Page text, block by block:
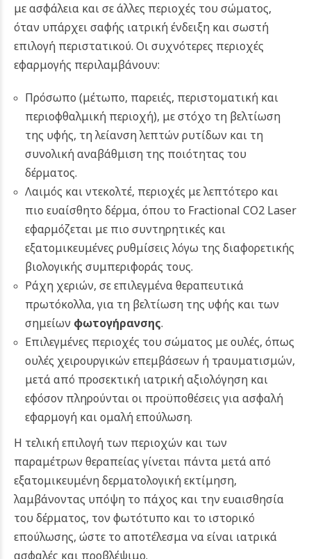
με ασφάλεια και σε άλλες περιοχές του σώματος,
όταν υπάρχει σαφής ιατρική ένδειξη και σωστή
επιλογή περιστατικού. Οι συχνότερες περιοχές
εφαρμογής περιλαμβάνουν:
Πρόσωπο (μέτωπο, παρειές, περιστοματική και
περιοφθαλμική περιοχή), με στόχο τη βελτίωση
της υφής, τη λείανση λεπτών ρυτίδων και τη
συνολική αναβάθμιση της ποιότητας του
δέρματος.
Λαιμός και ντεκολτέ, περιοχές με λεπτότερο και
πιο ευαίσθητο δέρμα, όπου το Fractional CO2 Laser
εφαρμόζεται με πιο συντηρητικές και
εξατομικευμένες ρυθμίσεις λόγω της διαφορετικής
βιολογικής συμπεριφοράς τους.
Ράχη χεριών, σε επιλεγμένα θεραπευτικά
πρωτόκολλα, για τη βελτίωση της υφής και των
σημείων φωτογήρανσης.
Επιλεγμένες περιοχές του σώματος με ουλές, όπως
ουλές χειρουργικών επεμβάσεων ή τραυματισμών,
μετά από προσεκτική ιατρική αξιολόγηση και
εφόσον πληρούνται οι προϋποθέσεις για ασφαλή
εφαρμογή και ομαλή επούλωση.
Η τελική επιλογή των περιοχών και των
παραμέτρων θεραπείας γίνεται πάντα μετά από
εξατομικευμένη δερματολογική εκτίμηση,
λαμβάνοντας υπόψη το πάχος και την ευαισθησία
του δέρματος, τον φωτότυπο και το ιστορικό
επούλωσης, ώστε το αποτέλεσμα να είναι ιατρικά
ασφαλές και προβλέψιμο.